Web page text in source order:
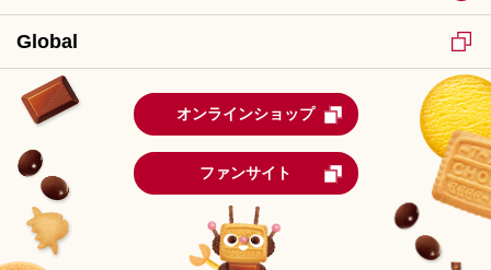
Global
オンラインショップ
ファンサイト